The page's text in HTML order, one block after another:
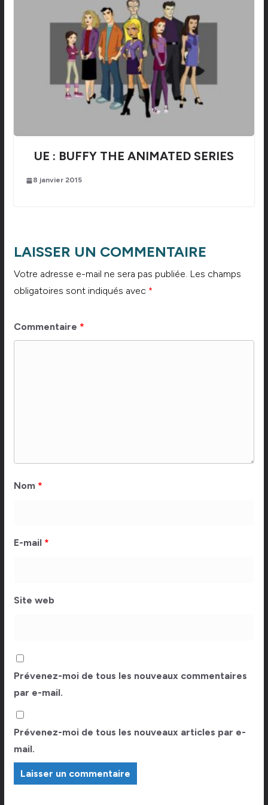
UE : BUFFY THE ANIMATED SERIES
8 janvier 2015
LAISSER UN COMMENTAIRE
Votre adresse e-mail ne sera pas publiée. Les champs
obligatoires sont indiqués avec *
Commentaire *
Nom *
E-mail *
Site web
Prévenez-moi de tous les nouveaux commentaires
par e-mail.
Prévenez-moi de tous les nouveaux articles par e-
mail.